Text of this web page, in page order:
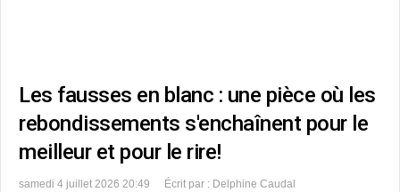
Les fausses en blanc : une pièce où les
rebondissements s'enchaînent pour le
meilleur et pour le rire!
samedi 4 juillet 2026 20:49 Écrit par : Delphine Caudal